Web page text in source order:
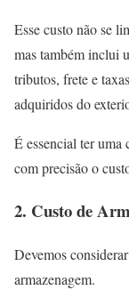
Esse custo não se
mas também inclui
tributos, frete e
adquiridos do
É essencial ter uma
com precisão o
2. Custo de
Devemos
armazenagem.